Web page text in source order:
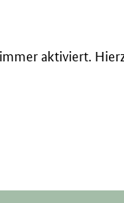
aktiviert.